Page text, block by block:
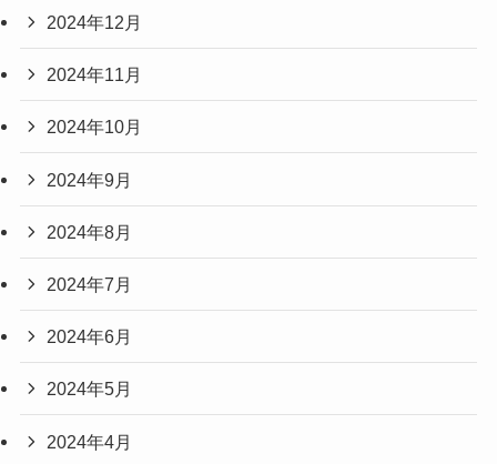
2024年12月
2024年11月
2024年10月
2024年9月
2024年8月
2024年7月
2024年6月
2024年5月
2024年4月